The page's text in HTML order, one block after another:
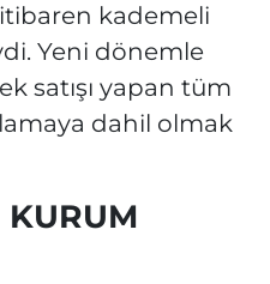
itibaren kademeli
Yeni dönemle
satışı yapan tüm
dahil olmak
KURUM